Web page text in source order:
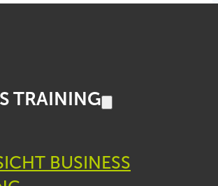
TRAINING
BUSINESS